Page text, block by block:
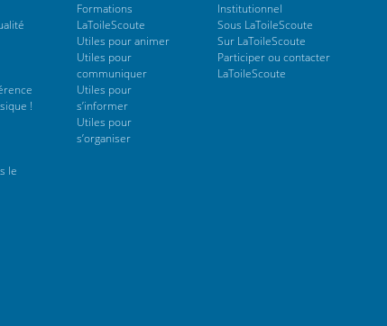
!
le
Formations
LaToileScoute
Utiles pour animer
Utiles pour
communiquer
Utiles pour
s’informer
Utiles pour
s’organiser
Institutionnel
Sous LaToileScoute
Sur LaToileScoute
Participer ou contacter
LaToileScoute